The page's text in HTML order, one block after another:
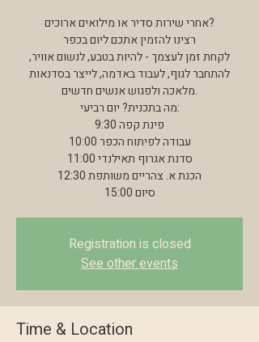
אחרי שירות סדיר או מילואים ארוכים?
רצינו להזמין אתכם ליום בכפר
לקחת זמן לעצמך - להיות בטבע, לנשום אוויר,
להתחבר לגוף, לעבוד באדמה, לייצר בסדנאות
מלאכה ולפגוש אנשים חדשים.
מה בתכנית? יום רביעי:
9:30 פינת קפה
10:00 עבודה לפיתוח הכפר
11:00 סדנת אגרוף תאילנדי
12:30 הכנת א. צהריים משותפת
15:00 סיום
Registration is closed
See other events
Time & Location